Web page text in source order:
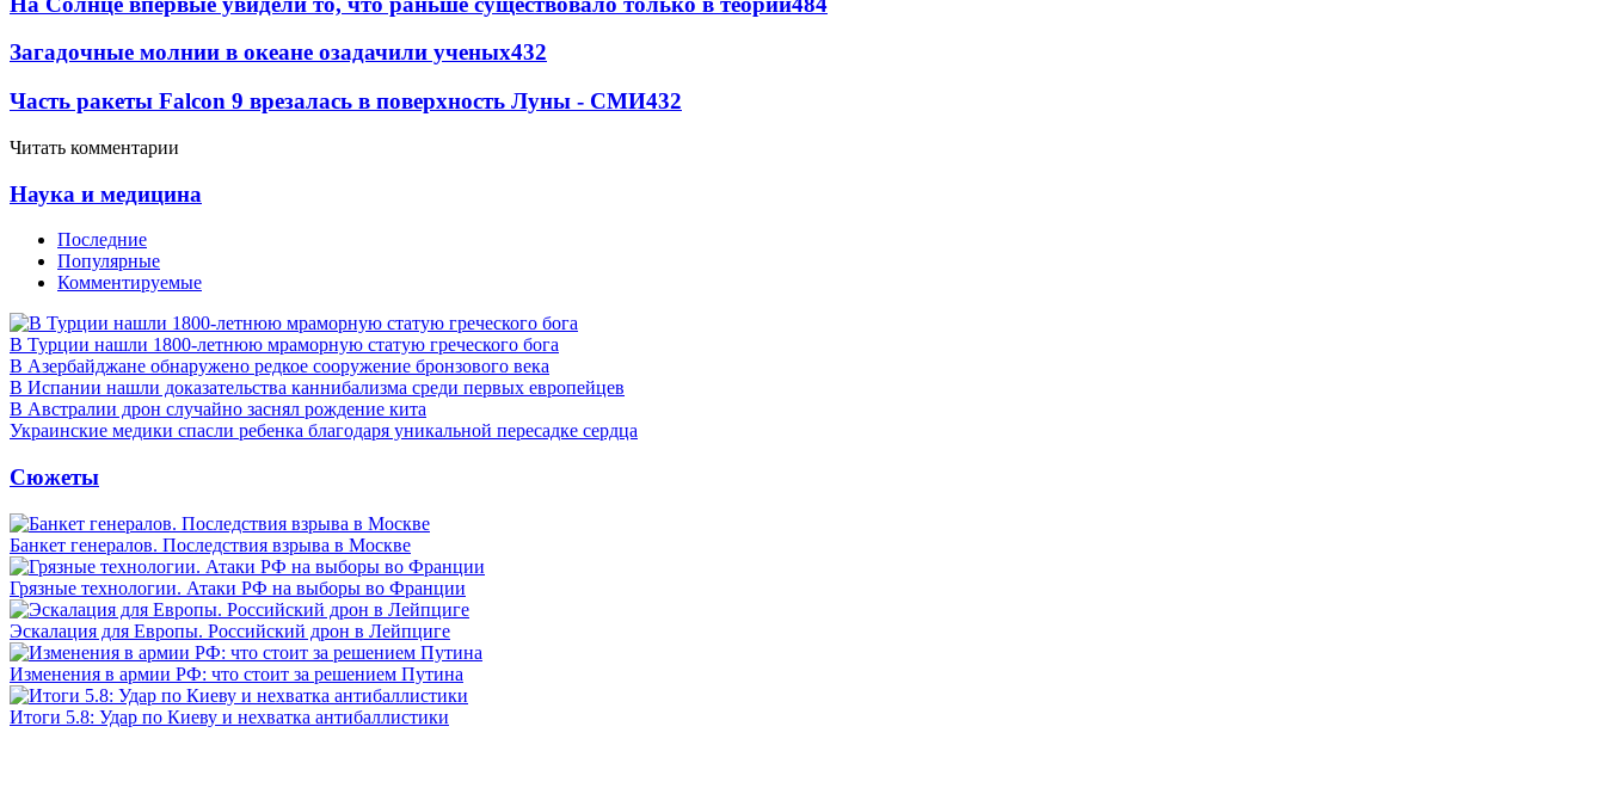
Загадочные молнии в океане озадачили ученых432
Часть ракеты Falcon 9 врезалась в поверхность Луны - СМИ432
Читать комментарии
Наука и медицина
Последние
Популярные
Комментируемые
В Турции нашли 1800-летнюю мраморную статую греческого бога
В Азербайджане обнаружено редкое сооружение бронзового века
В Испании нашли доказательства каннибализма среди первых европейцев
В Австралии дрон случайно заснял рождение кита
Украинские медики спасли ребенка благодаря уникальной пересадке сердца
Сюжеты
Банкет генералов. Последствия взрыва в Москве
Грязные технологии. Атаки РФ на выборы во Франции
Эскалация для Европы. Российский дрон в Лейпциге
Изменения в армии РФ: что стоит за решением Путина
Итоги 5.8: Удар по Киеву и нехватка антибаллистики